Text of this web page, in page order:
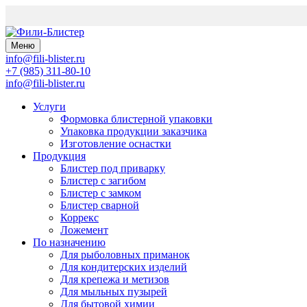
Меню
info@fili-blister.ru
+7 (985) 311-80-10
info@fili-blister.ru
Услуги
Формовка блистерной упаковки
Упаковка продукции заказчика
Изготовление оснастки
Продукция
Блистер под приварку
Блистер с загибом
Блистер с замком
Блистер сварной
Коррекс
Ложемент
По назначению
Для рыболовных приманок
Для кондитерских изделий
Для крепежа и метизов
Для мыльных пузырей
Для бытовой химии